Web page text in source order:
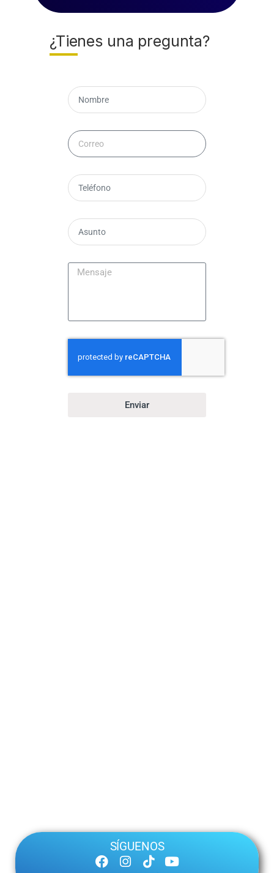
¿Tienes una pregunta?
Enviar
SÍGUENOS